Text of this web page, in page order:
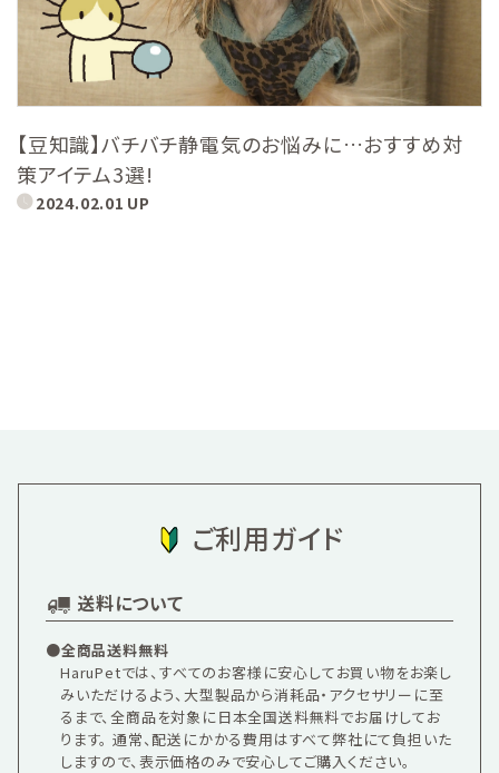
【豆知識】バチバチ静電気のお悩みに…おすすめ対
策アイテム3選!
2024.02.01
ご利用ガイド
送料について
●全商品送料無料
HaruPetでは、すべてのお客様に安心してお買い物をお楽し
みいただけるよう、大型製品から消耗品・アクセサリーに至
るまで、全商品を対象に日本全国送料無料でお届けしてお
ります。 通常、配送にかかる費用はすべて弊社にて負担いた
しますので、表示価格のみで安心してご購入ください。